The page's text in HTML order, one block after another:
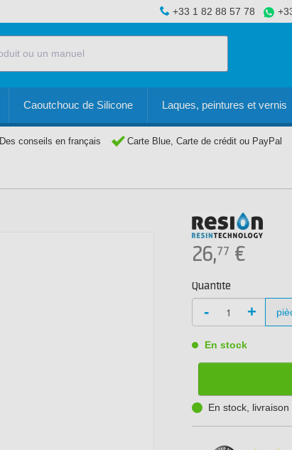
+33 1 82 88 57 78
Caoutchouc de Silicone Laques, peintures et vernis
Des conseils en français Carte Blue, Carte de crédit ou PayPal
26,77 €
Quantité
- +
En stock
En stock,